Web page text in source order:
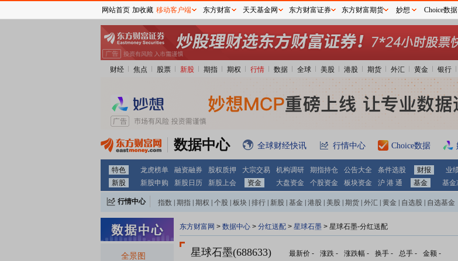
财经 焦点 股票 新股 期指 期权 行情 数据 全球 美股 港股 期货 外汇 黄金 银行
数据中心 全球财经快讯 行情中心 Choice数据
特色 龙虎榜单 融资融券 股权质押 大宗交易 机构调研 期指持仓 公告大全 条件选股 财报 业
新股
新股申购 新股日历 新股上会 资金 大盘资金 个股资金 板块资金 沪 港 通 基金 基金
行情中心 指数 期指 期权 个股 板块 排行 新股 基金 港股 美股 期货 外汇 黄金 自选股 自选基金
全景图
东方财富网 > 数据中心 > 分红送配 > 星球石墨 > 星球石墨-分红送配
星球石墨(688633) 最新价 - 涨跌 - 涨跌幅 - 换手 - 总手 - 金额 -
网站首页 加收藏 移动客户端 东方财富 天天基金网 东方财富证券 东方财富期货 妙想 Choice数据